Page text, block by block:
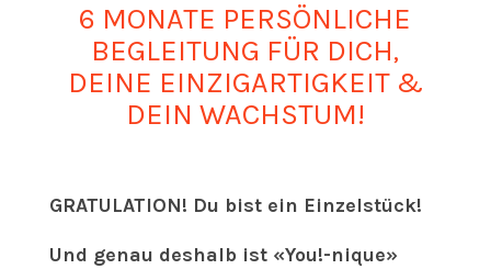
6 MONATE PERSÖNLICHE
BEGLEITUNG FÜR DICH,
DEINE EINZIGARTIGKEIT &
DEIN WACHSTUM!
GRATULATION! Du bist ein Einzelstück!
Und genau deshalb ist «You!-nique»